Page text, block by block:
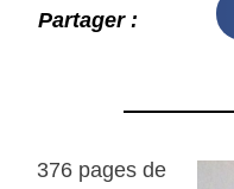
Partager :
376 pages de